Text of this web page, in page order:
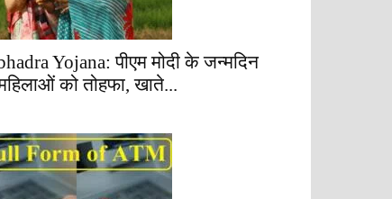
Yojana: पीएम मोदी के जन्मदिन
को तोहफा, खाते...